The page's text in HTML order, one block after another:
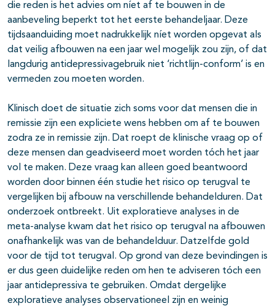
die reden is het advies om níet af te bouwen in de
aanbeveling beperkt tot het eerste behandeljaar. Deze
tijdsaanduiding moet nadrukkelijk níet worden opgevat als
dat veilig afbouwen na een jaar wel mogelijk zou zijn, of dat
langdurig antidepressivagebruik niet ‘richtlijn-conform’ is en
vermeden zou moeten worden.
Klinisch doet de situatie zich soms voor dat mensen die in
remissie zijn een expliciete wens hebben om af te bouwen
zodra ze in remissie zijn. Dat roept de klinische vraag op of
deze mensen dan geadviseerd moet worden tóch het jaar
vol te maken. Deze vraag kan alleen goed beantwoord
worden door binnen één studie het risico op terugval te
vergelijken bij afbouw na verschillende behandelduren. Dat
onderzoek ontbreekt. Uit exploratieve analyses in de
meta-analyse kwam dat het risico op terugval na afbouwen
onafhankelijk was van de behandelduur. Datzelfde gold
voor de tijd tot terugval. Op grond van deze bevindingen is
er dus geen duidelijke reden om hen te adviseren tóch een
jaar antidepressiva te gebruiken. Omdat dergelijke
exploratieve analyses observationeel zijn en weinig